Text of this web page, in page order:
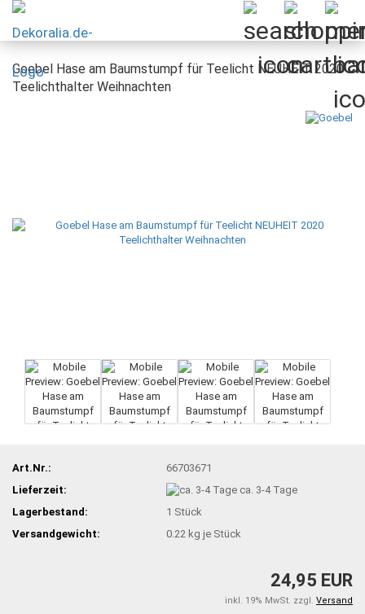
Goebel Hase am Baumstumpf für Teelicht NEUHEIT 2020
Teelichthalter Weihnachten
Art.Nr.:
66703671
Lieferzeit:
ca. 3-4 Tage
Lagerbestand:
1 Stück
Versandgewicht:
0.22 kg je Stück
24,95 EUR
inkl. 19% MwSt. zzgl. Versand